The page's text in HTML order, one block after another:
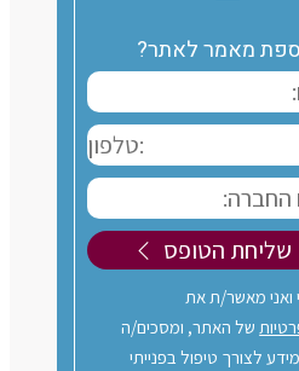
מאמר לאתר?
ואני מאשר/ת את
של האתר, ומסכים/ה
לצורך טיפול בפנייתי